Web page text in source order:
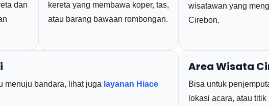
dan
kereta yang membawa koper, tas,
atau barang bawaan rombongan.
wisatawan yang
Cirebon.
menuju bandara, lihat juga layanan Hiace
Area Wisata
Bisa untuk
lokasi acara, atau